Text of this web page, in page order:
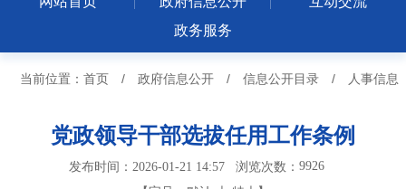
政务服务
当前位置： 首页 / 政府信息公开 / 信息公开目录 / 人事信息
党政领导干部选拔任用工作条例
发布时间：2026-01-21 14:57浏览次数：9926